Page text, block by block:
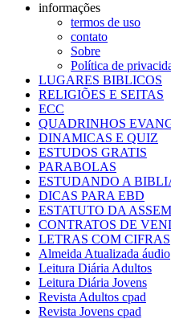
informações
termos de uso
contato
Sobre
Política de
LUGARES BIBLICOS
RELIGIÕES E SEITAS
ECC
QUADRINHOS
DINAMICAS E QUIZ
ESTUDOS GRATIS
PARABOLAS
ESTUDANDO A
DICAS PARA EBD
ESTATUTO DA
CONTRATOS DE
LETRAS COM CIFRAS
Almeida Atualizada áudio
Leitura Diária Adultos
Leitura Diária Jovens
Revista Adultos cpad
Revista Jovens cpad